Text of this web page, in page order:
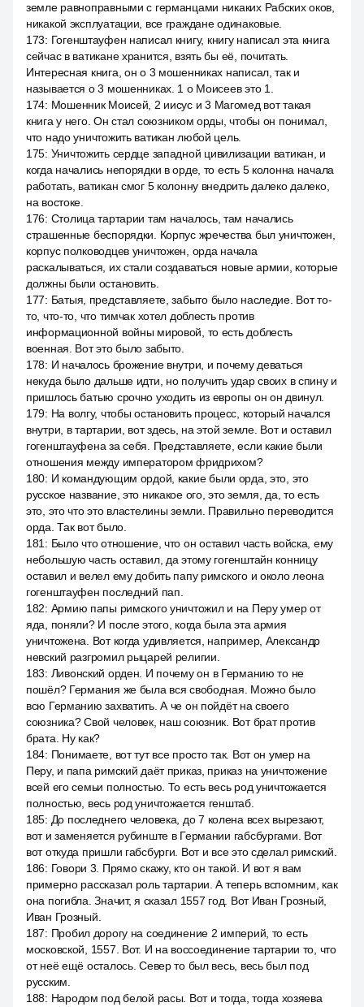
земле равноправными с германцами никаких Рабских оков,
никакой эксплуатации, все граждане одинаковые.
173: Гогенштауфен написал книгу, книгу написал эта книга
сейчас в ватикане хранится, взять бы её, почитать.
Интересная книга, он о 3 мошенниках написал, так и
называется о 3 мошенниках. 1 о Моисеев это 1.
174: Мошенник Моисей, 2 иисус и 3 Магомед вот такая
книга у него. Он стал союзником орды, чтобы он понимал,
что надо уничтожить ватикан любой цель.
175: Уничтожить сердце западной цивилизации ватикан, и
когда начались непорядки в орде, то есть 5 колонна начала
работать, ватикан смог 5 колонну внедрить далеко далеко,
на востоке.
176: Столица тартарии там началось, там начались
страшенные беспорядки. Корпус жречества был уничтожен,
корпус полководцев уничтожен, орда начала
раскалываться, их стали создаваться новые армии, которые
должны были остановить.
177: Батыя, представляете, забыто было наследие. Вот то-
то, что-то, что тимчак хотел доблесть против
информационной войны мировой, то есть доблесть
военная. Вот это было забыто.
178: И началось брожение внутри, и почему деваться
некуда было дальше идти, но получить удар своих в спину и
пришлось батыю срочно уходить из европы он он двинул.
179: На волгу, чтобы остановить процесс, который начался
внутри, в тартарии, вот здесь, на этой земле. Вот и оставил
гогенштауфена за себя. Представляете, если какие были
отношения между императором фридрихом?
180: И командующим ордой, какие были орда, это, это
русское название, это никакое ого, это земля, да, то есть
это, это что это властелины земли. Правильно переводится
орда. Так вот было.
181 : Было что отношение, что он оставил часть войска, ему
небольшую часть оставил, да этому гогенштайн конницу
оставил и велел ему добить папу римского и около леона
гогенштауфен последний пап.
182: Армию папы римского уничтожил и на Перу умер от
яда, поняли? И после этого, когда была эта армия
уничтожена. Вот когда удивляется, например, Александр
невский разгромил рыцарей религии.
183: Ливонский орден. И почему он в Германию то не
пошёл? Германия же была вся свободная. Можно было
всю Германию захватить. А че он пойдёт на своего
союзника? Свой человек, наш союзник. Вот брат против
брата. Ну как?
184: Понимаете, вот тут все просто так. Вот он умер на
Перу, и папа римский даёт приказ, приказ на уничтожение
всей его семьи полностью. То есть весь род уничтожается
полностью, весь род уничтожается генштаб.
185: До последнего человека, до 7 колена всех вырезают,
вот и заменяется рубинште в Германии габсбургами. Вот
вот откуда пришли габсбурги. Вот и все это сделал римский.
186: Говори 3. Прямо скажу, кто он такой. И вот я вам
примерно рассказал роль тартарии. А теперь вспомним, как
она погибла. Значит, я сказал 1557 год. Вот Иван Грозный,
Иван Грозный.
187: Пробил дорогу на соединение 2 империй, то есть
московской, 1557. Вот. И на воссоединение тартарии то, что
от неё ещё осталось. Север то был весь, весь был под
русским.
188: Народом под белой расы. Вот и тогда, тогда хозяева